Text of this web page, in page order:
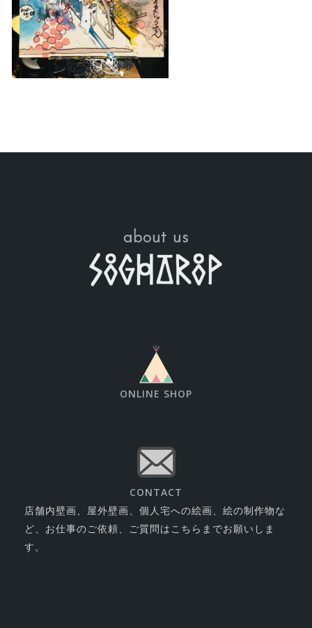
about us
ONLINE SHOP
CONTACT
店舗内壁画、屋外壁画、個人宅への絵画、絵の制作物な
ど、お仕事のご依頼、ご質問はこちらまでお願いしま
す。